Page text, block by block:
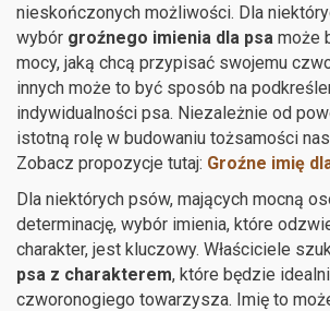
nieskończonych możliwości. Dla
wybór groźnego imienia dla psa może
mocy, jaką chcą przypisać swojemu
innych może to być sposób na
indywidualności psa. Niezależnie od
istotną rolę w budowaniu tożsamości
Zobacz propozycje tutaj: Groźne imię
Dla niektórych psów, mających mocną
determinację, wybór imienia, które
charakter, jest kluczowy. Właściciele
psa z charakterem, które będzie
czworonogiego towarzysza. Imię to